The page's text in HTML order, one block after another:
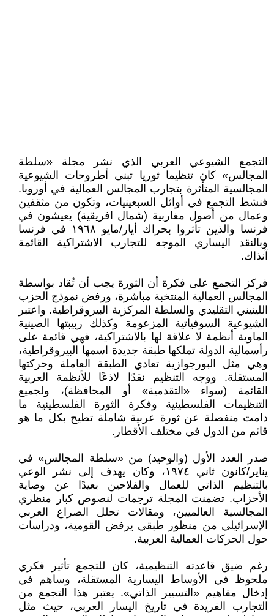
التجمع الشيوعي العربي الذي نشر مجلة «سلطة
المجالس» كان تنظيما ثوريا تبنى أطروحات الشيوعية
المجالسية المتأثرة بتجارب المجالس العمالية في أوروبا.
فنشط التجمع في أوائل السبعينيات، وتكون من مثقفين
وعمال من أصول مغاربية (شمال افريقية) يعيشون في
فرنسا والذين تأثروا بحراك أيار/مايو ١٩٦٨ في فرنسا
وبالنقد اليساري الموجه للتجارب الاشتراكية القائمة
آنذاك.
فركز التجمع على فكرة أن الثورة يجب أن تُقاد بواسطة
المجالس العمالية المنتخبة مباشرة، ورفض نموذج الحزب
اللينيني التقليدي والسلطة المركزية البيروقراطية. واعتبر
الشيوعية السوفياتية المزعومة وكذلك ربيبتها الصينية
الماوية أنظمة لا علاقة لها بالاشتراكية، فهي قائمة على
رأسمالية الدولة تملكها طبقة جديدة اسمها البيروقراطية،
وهي مثل البورجوازية تعادي الطبقة العاملة وحركتها
المستقلة. ووجه التنظيم نقدًا لاذعًا للأنظمة العربية
القائمة (سواء «التقدمية» أو المحافظة)، ولجميع
التنظيمات الفلسطينية وفكرة الثورة الفلسطينية ما
دامت منفصلة عن ثورة عربية شاملة تطيح بكل ما هو
قائم من الدول في مختلف الأقطار.
صدر العدد الأول (والوحيد) من «سلطة المجالس» في
يناير/كانون ثاني ١٩٧٤، وكان يهدف إلى نشر الوعي
بالتنظيم الذاتي للعمال والفلاحين بعيدًا عن وصاية
الأحزاب. تضمنت المجلة ترجمات لنصوص كبار منظري
المجالسية العالميين، ومقالات تحلل الصراع العربي
الإسرائيلي من منظور طبقي يرفض القومية، ودراسات
حول الحركات العمالية العربية.
رغم ضيق قاعدته التنظيمية، كان للتجمع تأثير فكري
ملحوظ في الأوساط اليسارية المستقلة، وساهم في
إدخال مفاهيم «التسيير الذاتي». يعتبر هذا التجمع من
التجارب الفريدة في تاريخ اليسار العربي، حيث مثل